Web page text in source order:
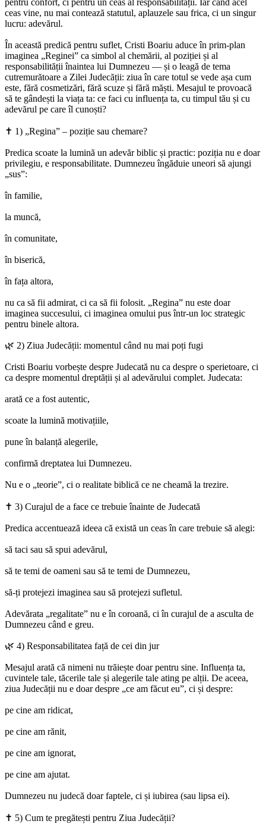
pentru confort, ci pentru un ceas al responsabilității. Iar când acel
ceas vine, nu mai contează statutul, aplauzele sau frica, ci un singur
lucru: adevărul.
În această predică pentru suflet, Cristi Boariu aduce în prim-plan
imaginea „Reginei” ca simbol al chemării, al poziției și al
responsabilității înaintea lui Dumnezeu — și o leagă de tema
cutremurătoare a Zilei Judecății: ziua în care totul se vede așa cum
este, fără cosmetizări, fără scuze și fără măști. Mesajul te provoacă
să te gândești la viața ta: ce faci cu influența ta, cu timpul tău și cu
adevărul pe care îl cunoști?
✝️ 1) „Regina” – poziție sau chemare?
Predica scoate la lumină un adevăr biblic și practic: poziția nu e doar
privilegiu, e responsabilitate. Dumnezeu îngăduie uneori să ajungi
„sus”:
în familie,
la muncă,
în comunitate,
în biserică,
în fața altora,
nu ca să fii admirat, ci ca să fii folosit. „Regina” nu este doar
imaginea succesului, ci imaginea omului pus într-un loc strategic
pentru binele altora.
🌿 2) Ziua Judecății: momentul când nu mai poți fugi
Cristi Boariu vorbește despre Judecată nu ca despre o sperietoare, ci
ca despre momentul dreptății și al adevărului complet. Judecata:
arată ce a fost autentic,
scoate la lumină motivațiile,
pune în balanță alegerile,
confirmă dreptatea lui Dumnezeu.
Nu e o „teorie”, ci o realitate biblică ce ne cheamă la trezire.
✝️ 3) Curajul de a face ce trebuie înainte de Judecată
Predica accentuează ideea că există un ceas în care trebuie să alegi:
să taci sau să spui adevărul,
să te temi de oameni sau să te temi de Dumnezeu,
să-ți protejezi imaginea sau să protejezi sufletul.
Adevărata „regalitate” nu e în coroană, ci în curajul de a asculta de
Dumnezeu când e greu.
🌿 4) Responsabilitatea față de cei din jur
Mesajul arată că nimeni nu trăiește doar pentru sine. Influența ta,
cuvintele tale, tăcerile tale și alegerile tale ating pe alții. De aceea,
ziua Judecății nu e doar despre „ce am făcut eu”, ci și despre:
pe cine am ridicat,
pe cine am rănit,
pe cine am ignorat,
pe cine am ajutat.
Dumnezeu nu judecă doar faptele, ci și iubirea (sau lipsa ei).
✝️ 5) Cum te pregătești pentru Ziua Judecății?